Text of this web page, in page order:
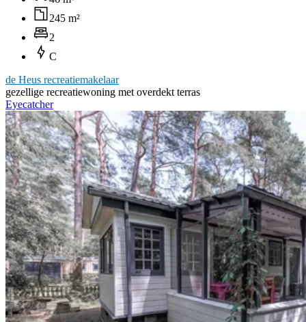
245 m²
2
C
de Heus recreatiemakelaar
gezellige recreatiewoning met overdekt terras
Eyecatcher